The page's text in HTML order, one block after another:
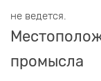
не ведется.
промысла